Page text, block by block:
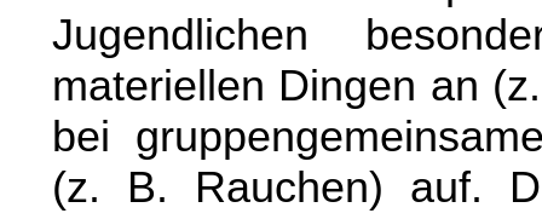
Jugendlichen
materiellen Dingen an
bei
(z. B. Rauchen) auf.